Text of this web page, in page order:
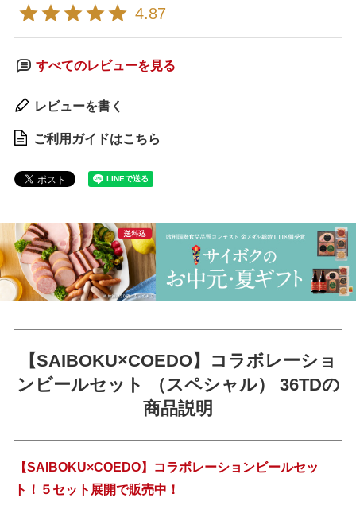
4.87
すべてのレビューを見る
レビューを書く
ご利用ガイドはこちら
【SAIBOKU×COEDO】コラボレーショ
ンビールセット （スペシャル） 36TDの
商品説明
【SAIBOKU×COEDO】コラボレーションビールセッ
ト！５セット展開で販売中！